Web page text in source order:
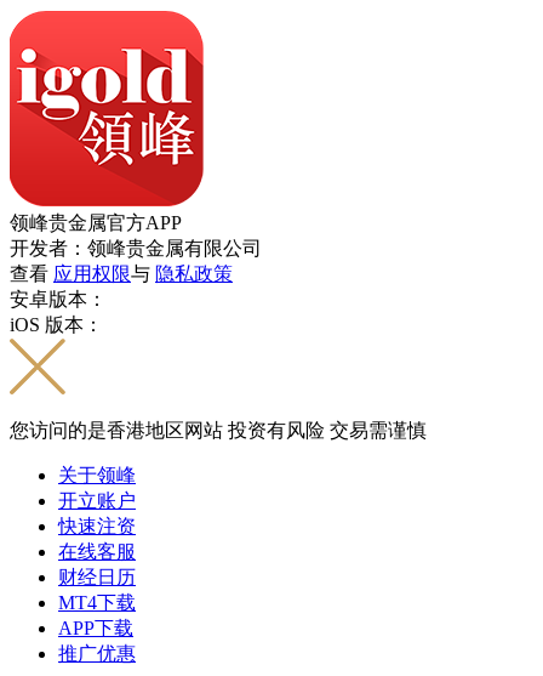
领峰贵金属官方APP
开发者：领峰贵金属有限公司
查看 应用权限与 隐私政策
安卓版本：
iOS 版本：
您访问的是香港地区网站 投资有风险 交易需谨慎
关于领峰
开立账户
快速注资
在线客服
财经日历
MT4下载
APP下载
推广优惠